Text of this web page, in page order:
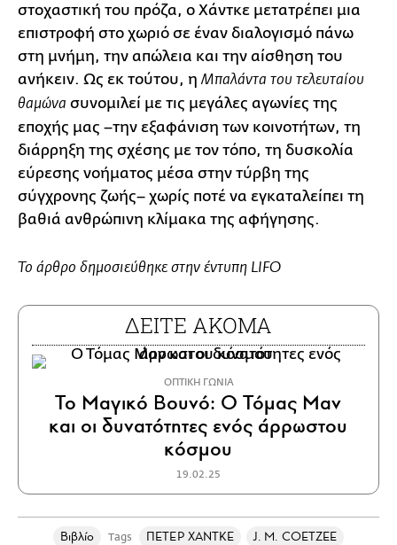
στοχαστική του πρόζα, ο Χάντκε μετατρέπει μια
επιστροφή στο χωριό σε έναν διαλογισμό πάνω
στη μνήμη, την απώλεια και την αίσθηση του
ανήκειν. Ως εκ τούτου, η Μπαλάντα του τελευταίου
θαμώνα συνομιλεί με τις μεγάλες αγωνίες της
εποχής μας –την εξαφάνιση των κοινοτήτων, τη
διάρρηξη της σχέσης με τον τόπο, τη δυσκολία
εύρεσης νοήματος μέσα στην τύρβη της
σύγχρονης ζωής– χωρίς ποτέ να εγκαταλείπει τη
βαθιά ανθρώπινη κλίμακα της αφήγησης.
Το άρθρο δημοσιεύθηκε στην έντυπη LIFO
ΔΕΙΤΕ ΑΚΟΜΑ
ΟΠΤΙΚΗ ΓΩΝΙΑ
To Mαγικό Βουνό: Ο Τόμας Μαν
και οι δυνατότητες ενός άρρωστου
κόσμου
19.02.25
Βιβλίο Tags ΠΕΤΕΡ ΧΑΝΤΚΕ
J. M. COETZEE